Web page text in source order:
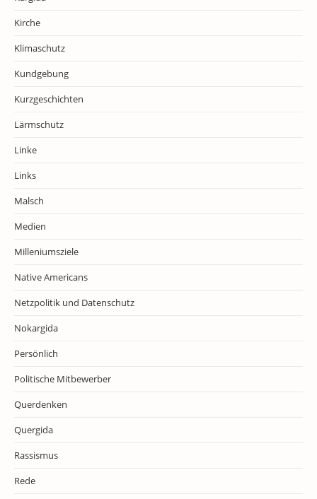
Kirche
Klimaschutz
Kundgebung
Kurzgeschichten
Lärmschutz
Linke
Links
Malsch
Medien
Milleniumsziele
Native Americans
Netzpolitik und Datenschutz
Nokargida
Persönlich
Politische Mitbewerber
Querdenken
Quergida
Rassismus
Rede